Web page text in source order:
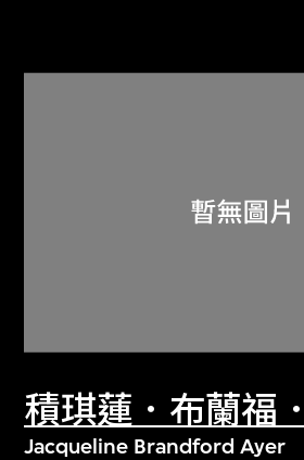
積琪蓮．布蘭福
Jacqueline Brandford Ayer
關於M+藏品
探索世界頂級的二十及二
文化藏品。